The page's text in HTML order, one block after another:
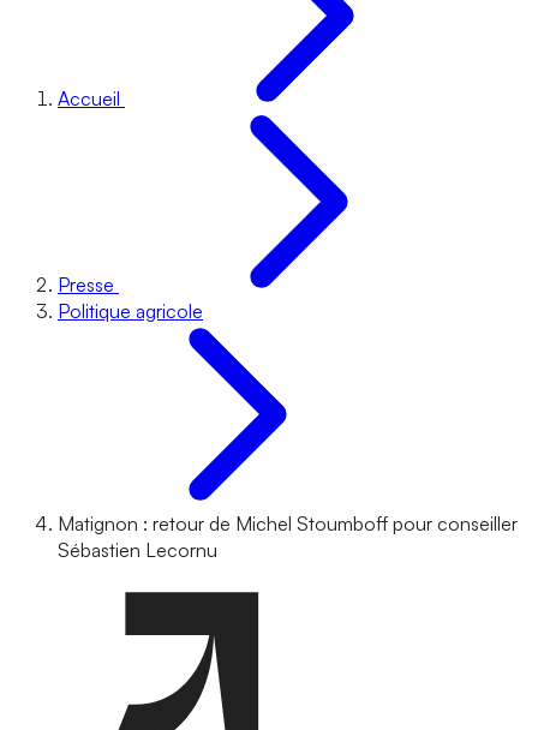
Accueil
Presse
Politique agricole
Matignon : retour de Michel Stoumboff pour conseiller
Sébastien Lecornu